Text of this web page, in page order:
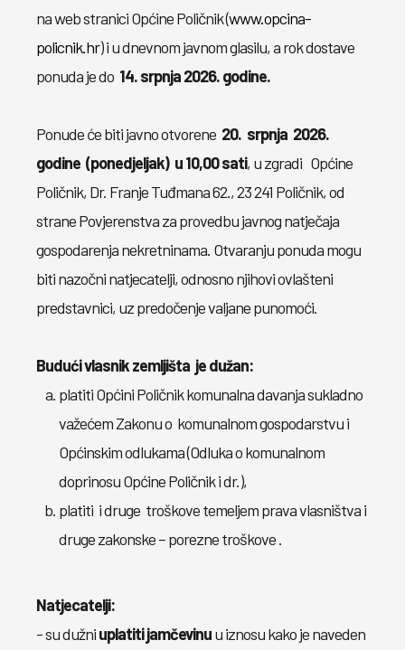
na web stranici Općine Poličnik (www.opcina-
policnik.hr) i u dnevnom javnom glasilu, a rok dostave
ponuda je do 14. srpnja 2026. godine.
Ponude će biti javno otvorene 20. srpnja 2026.
godine (ponedjeljak) u 10,00 sati, u zgradi Općine
Poličnik, Dr. Franje Tuđmana 62., 23 241 Poličnik, od
strane Povjerenstva za provedbu javnog natječaja
gospodarenja nekretninama. Otvaranju ponuda mogu
biti nazočni natjecatelji, odnosno njihovi ovlašteni
predstavnici, uz predočenje valjane punomoći.
Budući vlasnikzemljišta je dužan:
platiti Općini Poličnik komunalna davanja sukladno
važećem Zakonu o komunalnom gospodarstvu i
Općinskim odlukama (Odluka o komunalnom
doprinosu Općine Poličnik i dr.),
platiti i druge troškove temeljem prava vlasništva i
druge zakonske – porezne troškove .
Natjecatelji:
- su dužniuplatiti jamčevinuu iznosu kako je naveden